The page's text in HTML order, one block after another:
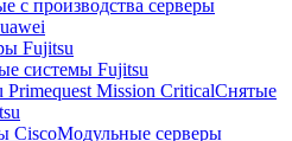
с производства серверы
Fujitsu
системы Fujitsu
Mission CriticalСнятые
CiscoМодульные серверы